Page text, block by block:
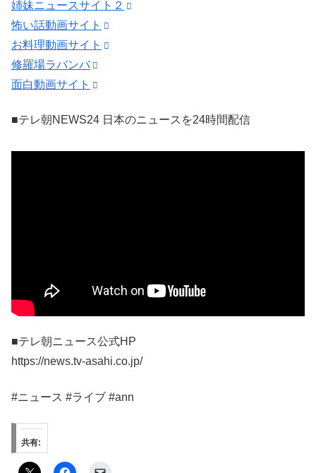
姉妹ニュースサイト２
怖い話動画サイト
お料理動画サイト
修羅場ラバンバ
面白動画サイト
■テレ朝NEWS24 日本のニュースを24時間配信
■テレ朝ニュース公式HP
https://news.tv-asahi.co.jp/
#ニュース #ライブ #ann
共有: